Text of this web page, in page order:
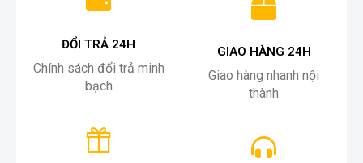
ĐỔI TRẢ 24H
Chính sách đổi trả minh
bạch
GIAO HÀNG 24H
Giao hàng nhanh nội
thành